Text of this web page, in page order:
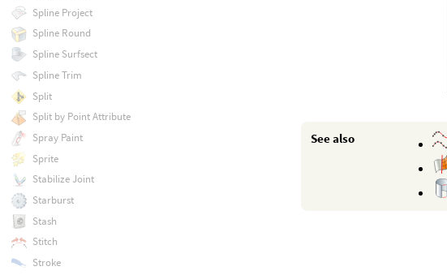
See also
Spline Project
Spline Round
Spline Surfsect
Spline Trim
Split
Split by Point Attribute
Spray Paint
Sprite
Stabilize Joint
Starburst
Stash
Stitch
Stroke